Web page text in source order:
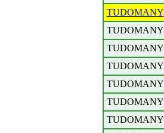
TUDOMANY
TUDOMANY
TUDOMANY
TUDOMANY
TUDOMANY
TUDOMANY
TUDOMANY